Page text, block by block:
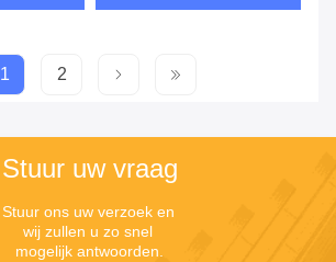
1 2
Stuur uw vraag
Stuur ons uw verzoek en
wij zullen u zo snel
mogelijk antwoorden.